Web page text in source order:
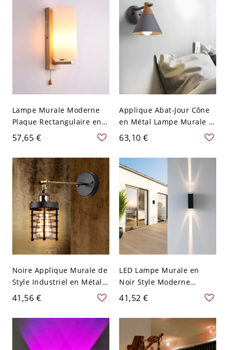
Lampe Murale Moderne
Plaque Rectangulaire en
Bois en Beige Applique à
1 Tête Cylindre en Verre
Gelé Blanc avec Chaîne à
Tirer
57,65 €
Applique Abat-Jour Cône
en Métal Lampe Murale à
1-Ampoule Style Cartoon
avec Bras Droit pour
Chambre
63,10 €
Noire Applique Murale de
Style Industriel en Métal à
1 Tête avec Cadre de
Cylindre Lampe Murale
pour Porche
41,56 €
LED Lampe Murale en
Noir Style Moderne
Applique Murale en Métal
Design Rectangulaire
41,52 €